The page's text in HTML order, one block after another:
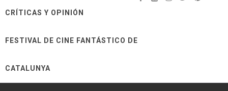
CRÍTICAS Y OPINIÓN
FESTIVAL DE CINE FANTÁSTICO DE
CATALUNYA